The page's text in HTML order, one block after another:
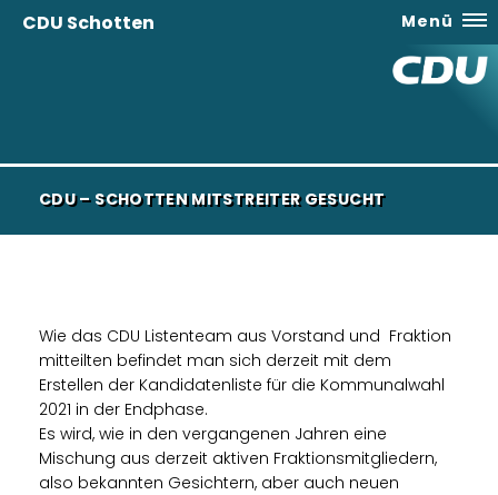
CDU Schotten Menü
CDU – SCHOTTEN MITSTREITER GESUCHT
Wie das CDU Listenteam aus Vorstand und Fraktion
mitteilten befindet man sich derzeit mit dem
Erstellen der Kandidatenliste für die Kommunalwahl
2021 in der Endphase.
Es wird, wie in den vergangenen Jahren eine
Mischung aus derzeit aktiven Fraktionsmitgliedern,
also bekannten Gesichtern, aber auch neuen